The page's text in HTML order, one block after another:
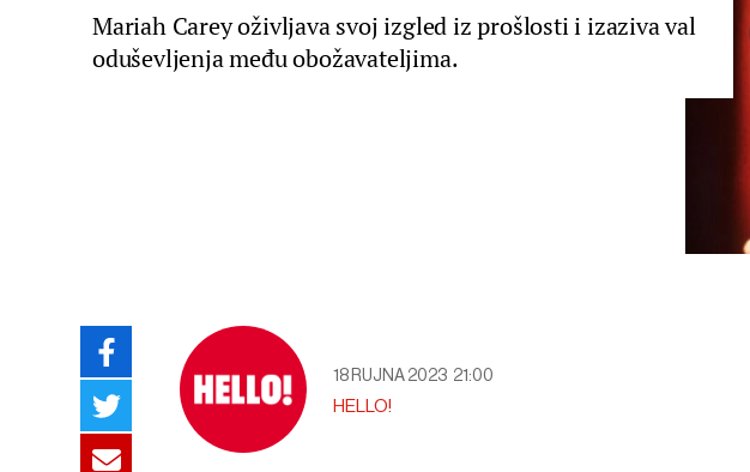
Mariah Carey oživljava svoj izgled iz prošlosti i izaziva val
oduševljenja među obožavateljima.
18 RUJNA 2023 21:00
HELLO!